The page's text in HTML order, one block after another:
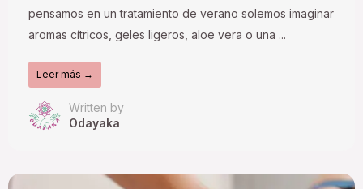
pensamos en un tratamiento de verano solemos imaginar
aromas cítricos, geles ligeros, aloe vera o una ...
Leer más →
Written by
Odayaka